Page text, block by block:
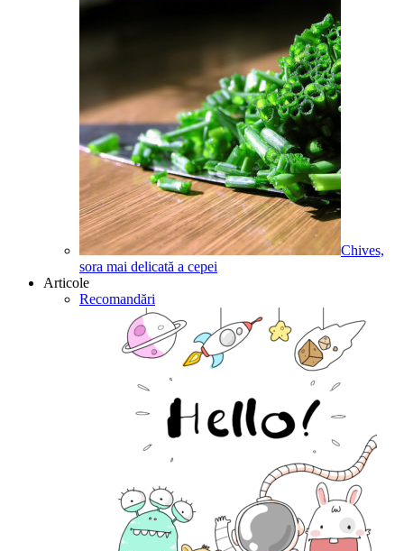
Chives,
sora mai delicată a cepei
Articole
Recomandări